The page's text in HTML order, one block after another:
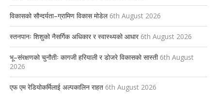
विकासको सौन्दर्यता–ग्रामिण विकास मोडेल 6th August 2026
स्तनपानः शिशुको नैसर्गिक अधिकार र स्वास्थ्यको आधार 6th August 2026
भू–संरक्षणको चुनौतीः कागजी हरियाली र डोजरे विकासको सास्ती 6th August
2026
एफ एम रेडियोकर्मिलाई अल्पकालिन राहत 6th August 2026